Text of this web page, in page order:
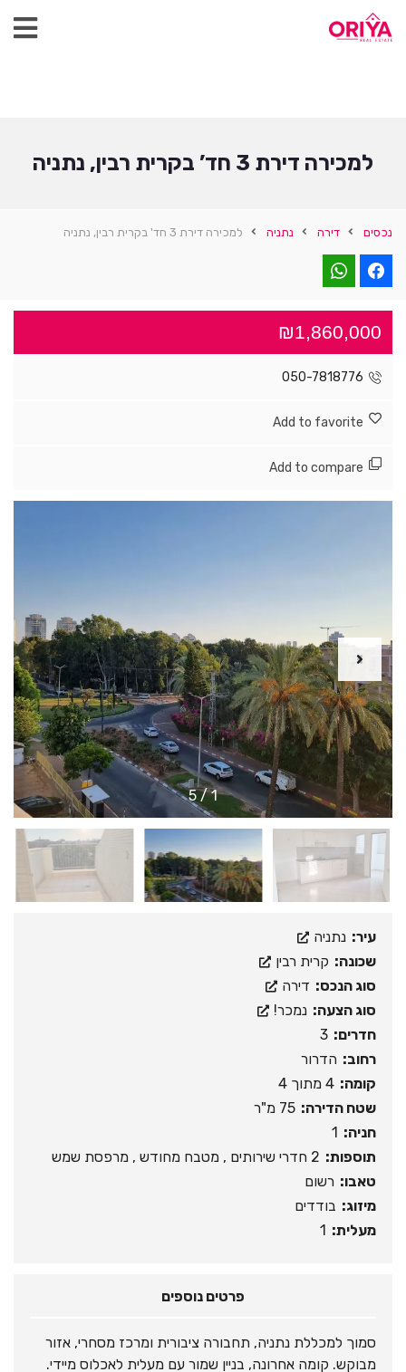
למכירה דירת 3 חד’ בקרית רבין, נתניה
נכסים דירה נתניה למכירה דירת 3 חד' בקרית רבין, נתניה
₪1,860,000
050-7818776
Add to favorite
Add to compare
1
/
5
עיר: נתניה
שכונה: קרית רבין
סוג הנכס: דירה
סוג הצעה: נמכר!
חדרים: 3
רחוב: הדרור
קומה: 4 מתוך 4
שטח הדירה: 75 מ"ר
חניה: 1
תוספות: 2 חדרי שירותים , מטבח מחודש , מרפסת שמש
טאבו: רשום
מיזוג: בודדים
מעלית: 1
פרטים נוספים
סמוך למכללת נתניה, תחבורה ציבורית ומרכז מסחרי, אזור
מבוקש. קומה אחרונה, בניין שמור עם מעלית לאכלוס מיידי.